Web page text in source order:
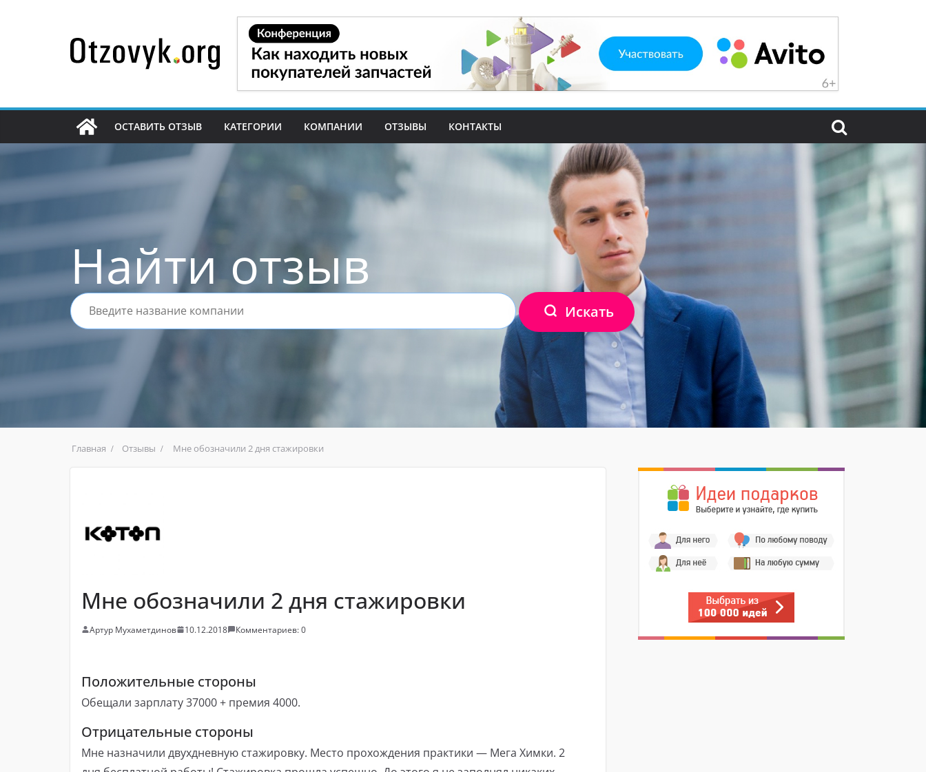
содержимому
ОСТАВИТЬ ОТЗЫВ КАТЕГОРИИ КОМПАНИИ ОТЗЫВЫ КОНТАКТЫ
Найти отзыв
Искать
Главная Отзывы Мне обозначили 2 дня стажировки
Мне обозначили 2 дня стажировки
Артур Мухаметдинов 10.12.2018 Комментариев: 0
Положительные стороны
Обещали зарплату 37000 + премия 4000.
Отрицательные стороны
Мне назначили двухдневную стажировку. Место прохождения практики — Мега Химки. 2